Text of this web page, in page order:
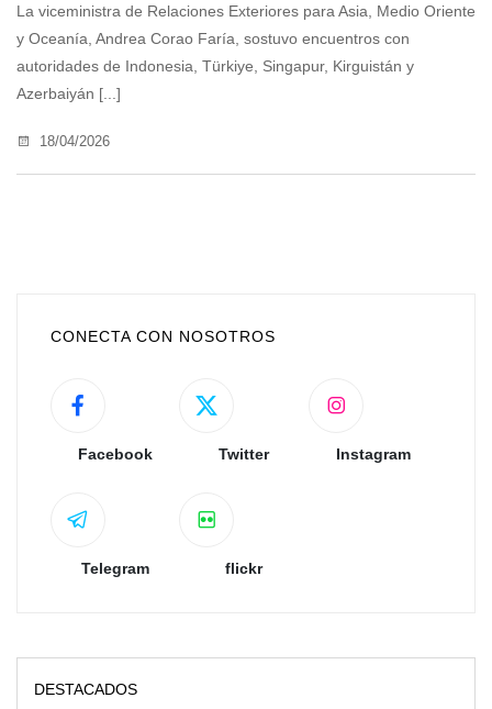
La viceministra de Relaciones Exteriores para Asia, Medio Oriente
y Oceanía, Andrea Corao Faría, sostuvo encuentros con
autoridades de Indonesia, Türkiye, Singapur, Kirguistán y
Azerbaiyán [...]
18/04/2026
CONECTA CON NOSOTROS
Facebook Twitter Instagram
Telegram flickr
DESTACADOS